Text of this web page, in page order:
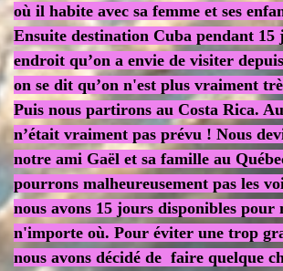
où il habite avec sa femme et ses
Ensuite destination Cuba pendant 15
endroit qu’on a envie de visiter
on se dit qu’on n'est plus vraiment
Puis nous partirons au Costa Rica.
n’était vraiment pas prévu ! Nous
notre ami Gaël et sa famille au
pourrons malheureusement pas les
nous avons 15 jours disponibles pour
n'importe où. Pour éviter une trop
nous avons décidé de faire quelque